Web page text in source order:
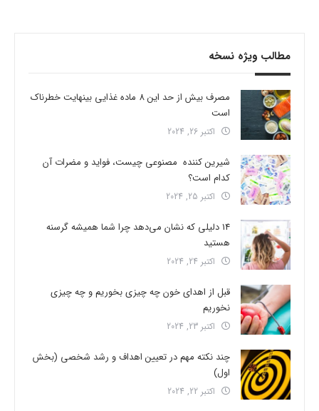
مطالب ویژه نسخه
مصرف بیش از حد این 8 ماده غذایی بینهایت خطرناک
است
اکتبر 26, 2024
شیرین کننده مصنوعی چیست، فواید و مضرات آن
کدام است؟
اکتبر 25, 2024
14 دلیلی که نشان می‌دهد چرا شما همیشه گرسنه
هستید
اکتبر 24, 2024
قبل از اهدای خون چه چیزی بخوریم و چه چیزی
نخوریم
اکتبر 23, 2024
چند نکته مهم در تعیین اهداف و رشد شخصی (بخش
اول)
اکتبر 22, 2024